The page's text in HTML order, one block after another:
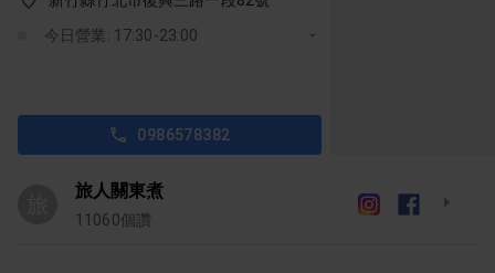
今日營業: 17:30-23:00
0986578382
旅人關東煮
11060個讚